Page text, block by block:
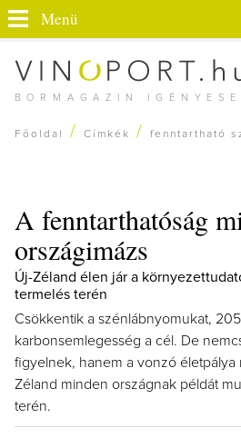
BORMAGAZIN
Menü
Főoldal / Címkék / fenntartható
A fenntarthatóság
országimázs
Új-Zéland élen jár a
termelés terén
Csökkentik a szénlábnyomukat,
karbonsemlegesség a cél. De
figyelnek, hanem a vonzó életpálya
Zéland minden országnak példát
terén.